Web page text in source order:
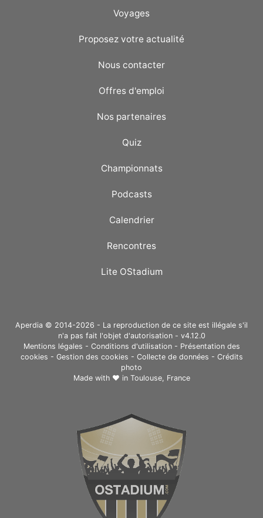
Voyages
Proposez votre actualité
Nous contacter
Offres d'emploi
Nos partenaires
Quiz
Championnats
Podcasts
Calendrier
Rencontres
Lite OStadium
Aperdia © 2014-2026 - La reproduction de ce site est illégale s'il
n'a pas fait l'objet d'autorisation - v4.12.0
Mentions légales - Conditions d'utilisation- Présentation des
cookies - Gestion des cookies - Collecte de données - Crédits
photo
Made with ❤ in Toulouse, France